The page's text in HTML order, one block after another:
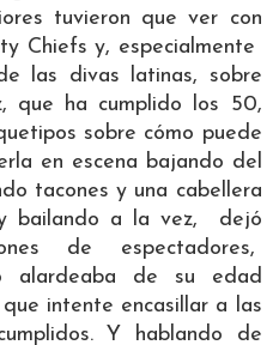
tuvieron que ver con
Chiefs y, especialmente
las divas latinas, sobre
que ha cumplido los 50,
sobre cómo puede
en escena bajando del
tacones y una cabellera
bailando a la vez, dejó
de espectadores,
alardeaba de su edad
intente encasillar a las
Y hablando de